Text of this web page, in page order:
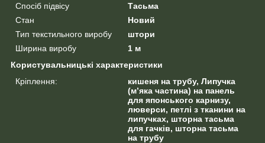
Спосіб підвісу
Тасьма
Стан
Новий
Тип текстильного виробу
штори
Ширина виробу
1 м
Користувальницькі характеристики
Кріплення:
кишеня на трубу, Липучка
(м’яка частина) на панель
для японського карнизу,
люверси, петлі з тканини на
липучках, шторна тасьма
для гачків, шторна тасьма
на трубу